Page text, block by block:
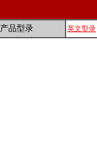
产品型录 英文型录